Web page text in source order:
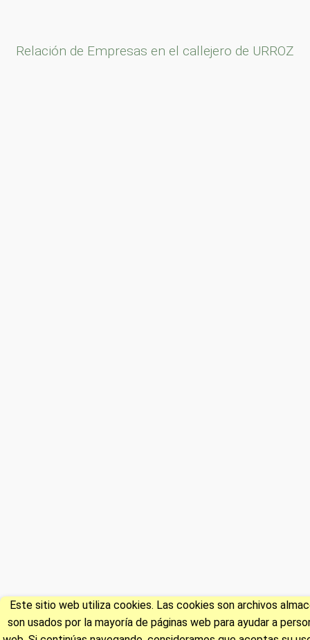
Relación de Empresas en el callejero de URROZ
Este sitio web utiliza cookies. Las cookies son archivos
son usados por la mayoría de páginas web para ayudar a